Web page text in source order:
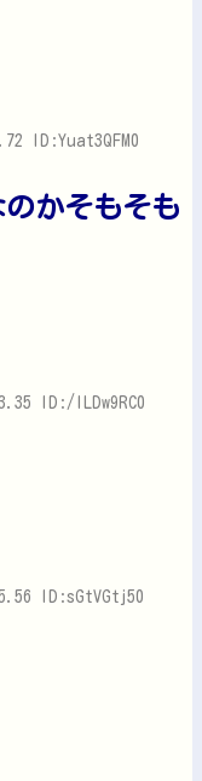
ID:Yuat3QFM0
かそもそも
ID:/lLDw9RC0
ID:sGtVGtj50